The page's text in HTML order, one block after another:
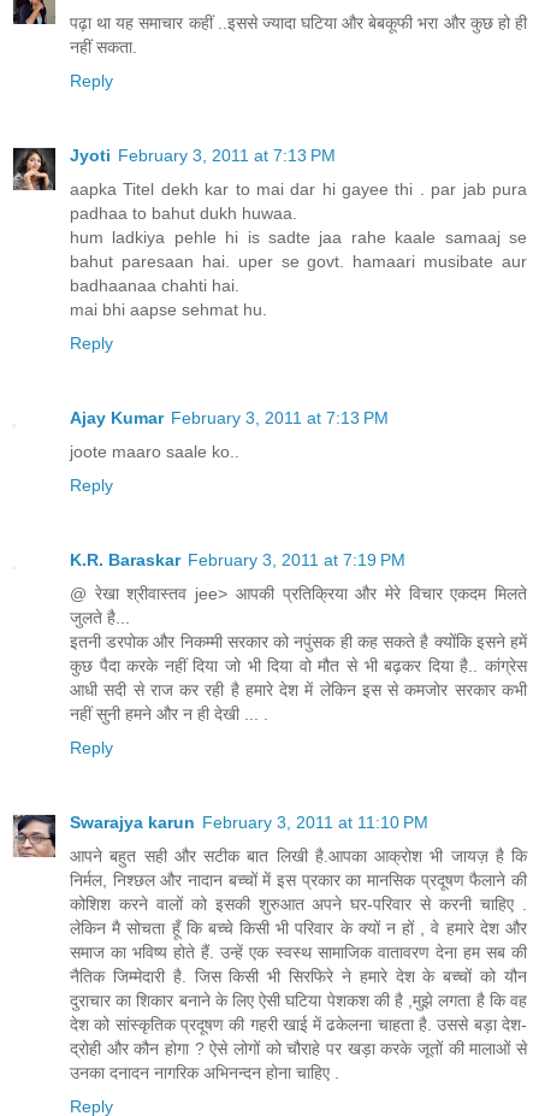
पढ़ा था यह समाचार कहीं ..इससे ज्यादा घटिया और बेबकूफी भरा और कुछ हो ही
नहीं सकता.
Reply
Jyoti February 3, 2011 at 7:13 PM
aapka Titel dekh kar to mai dar hi gayee thi . par jab pura
padhaa to bahut dukh huwaa.
hum ladkiya pehle hi is sadte jaa rahe kaale samaaj se
bahut paresaan hai. uper se govt. hamaari musibate aur
badhaanaa chahti hai.
mai bhi aapse sehmat hu.
Reply
Ajay Kumar February 3, 2011 at 7:13 PM
joote maaro saale ko..
Reply
K.R. Baraskar February 3, 2011 at 7:19 PM
@ रेखा श्रीवास्तव jee> आपकी प्रतिक्रिया और मेरे विचार एकदम मिलते
जुलते है...
इतनी डरपोक और निकम्मी सरकार को नपुंसक ही कह सकते है क्योंकि इसने हमें
कुछ पैदा करके नहीं दिया जो भी दिया वो मौत से भी बढ़कर दिया है.. कांग्रेस
आधी सदी से राज कर रही है हमारे देश में लेकिन इस से कमजोर सरकार कभी
नहीं सुनी हमने और न ही देखी ... .
Reply
Swarajya karun February 3, 2011 at 11:10 PM
आपने बहुत सही और सटीक बात लिखी है.आपका आक्रोश भी जायज़ है कि
निर्मल, निश्छल और नादान बच्चों में इस प्रकार का मानसिक प्रदूषण फैलाने की
कोशिश करने वालों को इसकी शुरुआत अपने घर-परिवार से करनी चाहिए .
लेकिन मै सोचता हूँ कि बच्चे किसी भी परिवार के क्यों न हों , वे हमारे देश और
समाज का भविष्य होते हैं. उन्हें एक स्वस्थ सामाजिक वातावरण देना हम सब की
नैतिक जिम्मेदारी है. जिस किसी भी सिरफिरे ने हमारे देश के बच्चों को यौन
दुराचार का शिकार बनाने के लिए ऐसी घटिया पेशकश की है ,मुझे लगता है कि वह
देश को सांस्कृतिक प्रदूषण की गहरी खाई में ढकेलना चाहता है. उससे बड़ा देश-
द्रोही और कौन होगा ? ऐसे लोगों को चौराहे पर खड़ा करके जूतों की मालाओं से
उनका दनादन नागरिक अभिनन्दन होना चाहिए .
Reply